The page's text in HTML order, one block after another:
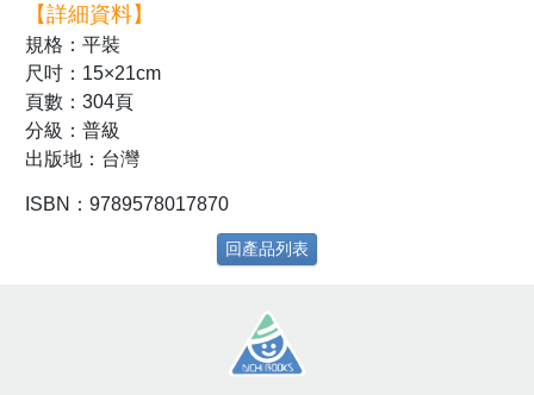
【詳細資料】
規格：平裝
尺吋：15×21cm
頁數：304頁
分級：普級
出版地：台灣
ISBN：9789578017870
回產品列表